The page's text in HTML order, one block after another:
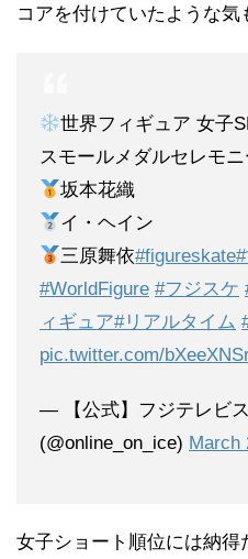
コアを付けていたような気
世界フィギュア 女子
スモールメダルセレモニ
坂本花織
イ・ヘイン
三原舞依#figureskate
#WorldFigure #フジスケ
ィギュア#リアルタイム
pic.twitter.com/
— 【公式】フジテレビ
(@online_on_ice) March
女子ショート順位には納